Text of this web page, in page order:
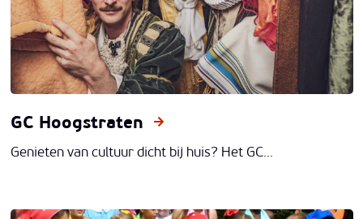
GC Hoogstraten
Genieten van cultuur dicht bij huis? Het GC...